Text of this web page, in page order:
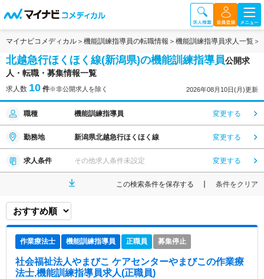
マイナビコメディカル 機能訓練指導員の転職情報 機能訓練指導員求人一覧
北越急行ほくほく線(新潟県)の機能訓練指導員公開求
人・転職・募集情報一覧
求人数 10 件※非公開求人を除く 2026年08月10日(月)更新
職種 機能訓練指導員 変更する
勤務地 新潟県北越急行ほくほく線 変更する
求人条件 その他求人条件未設定 変更する
この検索条件を保存する 条件をクリア
作業療法士 機能訓練指導員 正職員 募集停止
社会福祉法人やまびこ ケアセンターやまびこの作業療
法士,機能訓練指導員求人(正職員)